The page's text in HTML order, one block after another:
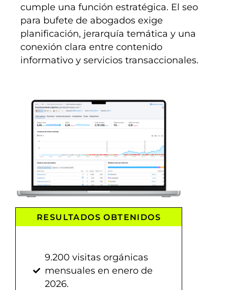
cumple una función estratégica. El seo
para bufete de abogados exige
planificación, jerarquía temática y una
conexión clara entre contenido
informativo y servicios transaccionales.
RESULTADOS OBTENIDOS
9.200 visitas orgánicas
mensuales en enero de
2026.